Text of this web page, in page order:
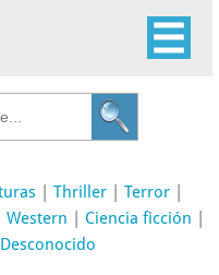
Thriller Terror
Western Ciencia ficción
Desconocido